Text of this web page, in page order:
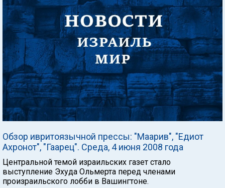
Обзор ивритоязычной прессы: "Маарив", "Едиот
Ахронот", "Гаарец". Среда, 4 июня 2008 года
Центральной темой израильских газет стало
выступление Эхуда Ольмерта перед членами
произраильского лобби в Вашингтоне.